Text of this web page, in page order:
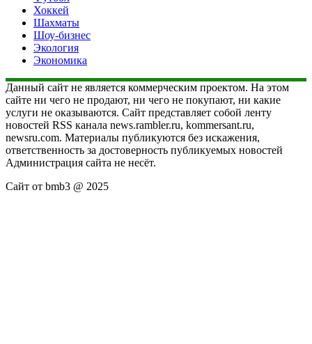
Хоккей
Шахматы
Шоу-бизнес
Экология
Экономика
Данный сайт не является коммерческим проектом. На этом
сайте ни чего не продают, ни чего не покупают, ни какие
услуги не оказываются. Сайт представляет собой ленту
новостей RSS канала news.rambler.ru, kommersant.ru,
newsru.com. Материалы публикуются без искажения,
ответственность за достоверность публикуемых новостей
Администрация сайта не несёт.
Сайт от bmb3 @ 2025